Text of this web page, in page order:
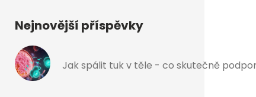
Nejnovější příspěvky
Jak spálit tuk v těle - co skutečně